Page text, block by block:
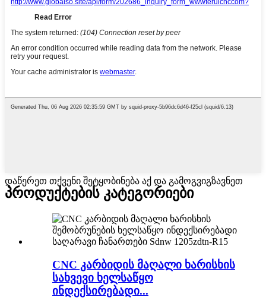
დაწერეთ თქვენი შეტყობინება აქ და გამოგვიგზავნეთ
პროდუქტების კატეგორიები
CNC კარბიდის მაღალი ხარისხის
სახვევი ხელსაწყო
ინდექსირებადი...